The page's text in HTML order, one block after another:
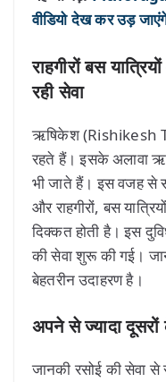
वीडियो देख कर उड़
राहगीरों बस
रही सेवा
ऋषिकेश (Rishikesh
रहते हैं। इसके अलावा
भी जाते हैं। इस वजह से
और राहगीरों, बस
दिक्कत होती है। इस
की सेवा शुरू की गई।
बेहतरीन उदाहरण है।
अपने से ज्यादा दूसरों
जानकी रसोई की सेवा